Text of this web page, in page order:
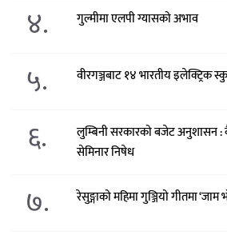
४. गुल्मीमा एलपी ग्यासको अभाव
५. वीरगञ्जबाट १४ भारतीय इलेक्ट्रिक
६.
लुम्बिनी सरकारको बजेट अनुशासन :
सेमिनार निषेध
७. रेसुङ्गाको महिमा गुञ्जियो गीतमा ‘जाम